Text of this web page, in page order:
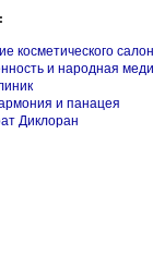
косметического
и народная
и панацея
Диклоран